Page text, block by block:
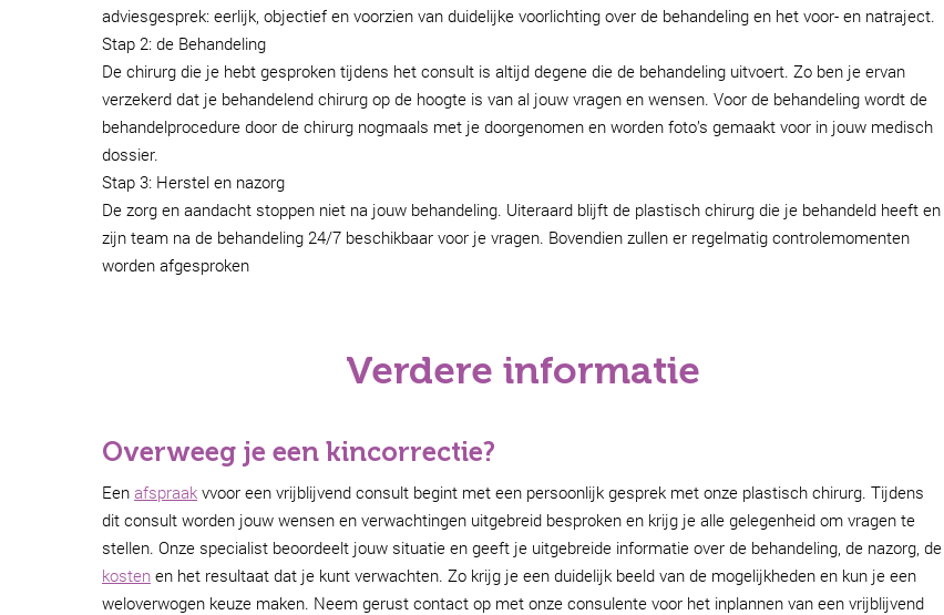
adviesgesprek: eerlijk, objectief en voorzien van duidelijke voorlichting over de behandeling en het voor- en natraject.
Stap 2: de Behandeling
De chirurg die je hebt gesproken tijdens het consult is altijd degene die de behandeling uitvoert. Zo ben je ervan
verzekerd dat je behandelend chirurg op de hoogte is van al jouw vragen en wensen. Voor de behandeling wordt de
behandelprocedure door de chirurg nogmaals met je doorgenomen en worden foto’s gemaakt voor in jouw medisch
dossier.
Stap 3: Herstel en nazorg
De zorg en aandacht stoppen niet na jouw behandeling. Uiteraard blijft de plastisch chirurg die je behandeld heeft en
zijn team na de behandeling 24/7 beschikbaar voor je vragen. Bovendien zullen er regelmatig controlemomenten
worden afgesproken
Verdere informatie
Overweeg je een kincorrectie?
Een afspraak vvoor een vrijblijvend consult begint met een persoonlijk gesprek met onze plastisch chirurg. Tijdens
dit consult worden jouw wensen en verwachtingen uitgebreid besproken en krijg je alle gelegenheid om vragen te
stellen. Onze specialist beoordeelt jouw situatie en geeft je uitgebreide informatie over de behandeling, de nazorg, de
kosten en het resultaat dat je kunt verwachten. Zo krijg je een duidelijk beeld van de mogelijkheden en kun je een
weloverwogen keuze maken. Neem gerust contact op met onze consulente voor het inplannen van een vrijblijvend